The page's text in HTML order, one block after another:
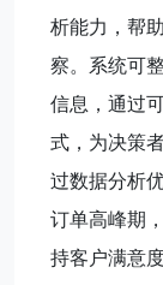
析能力，帮
察。系统可
信息，通过
式，为决策
过数据分析
订单高峰期
持客户满意